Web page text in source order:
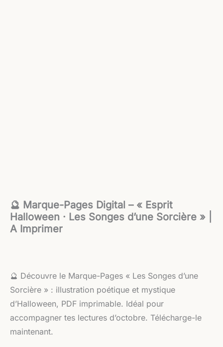
🔮 Marque-Pages Digital – « Esprit
Halloween · Les Songes d’une Sorcière » |
A Imprimer
🔮 Découvre le Marque-Pages « Les Songes d’une
Sorcière » : illustration poétique et mystique
d’Halloween, PDF imprimable. Idéal pour
accompagner tes lectures d’octobre. Télécharge-le
maintenant.